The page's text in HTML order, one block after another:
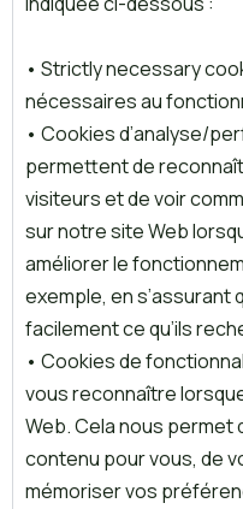
• Strictly necessary
nécessaires au
• Cookies d’analyse/
permettent de
visiteurs et de voir
sur notre site Web
améliorer le
exemple, en
facilement ce qu’ils
• Cookies de
vous reconnaître
Web. Cela nous
contenu pour vous, de
mémoriser vos